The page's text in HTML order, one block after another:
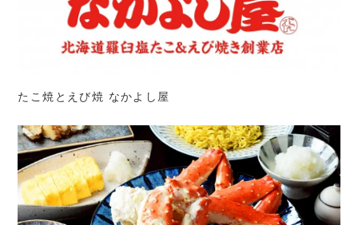
たこ焼とえび焼 なかよし屋